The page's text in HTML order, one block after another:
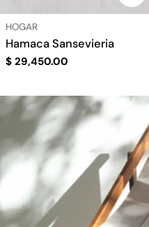
TIPO:
HOGAR
Hamaca Sansevieria
Precio
$ 29,450.00